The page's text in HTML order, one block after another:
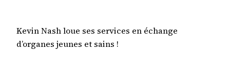
Kevin Nash loue ses services en échange
d’organes jeunes et sains !